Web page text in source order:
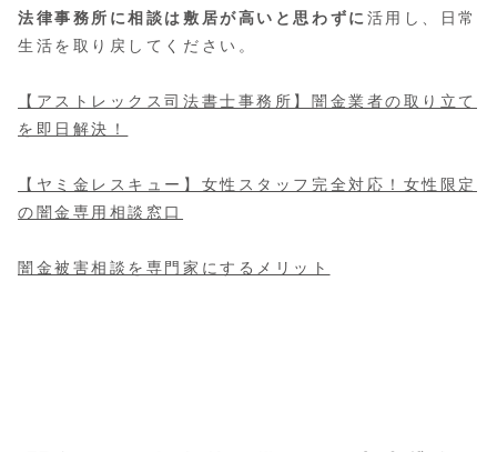
法律事務所に相談は敷居が高いと思わずに 活用し、日常
生活を取り戻してください。
【アストレックス司法書士事務所】闇金業者の取り立て
を即日解決！
【ヤミ金レスキュー】女性スタッフ完全対応！女性限定
の闇金専用相談窓口
闇金被害相談を専門家にするメリット